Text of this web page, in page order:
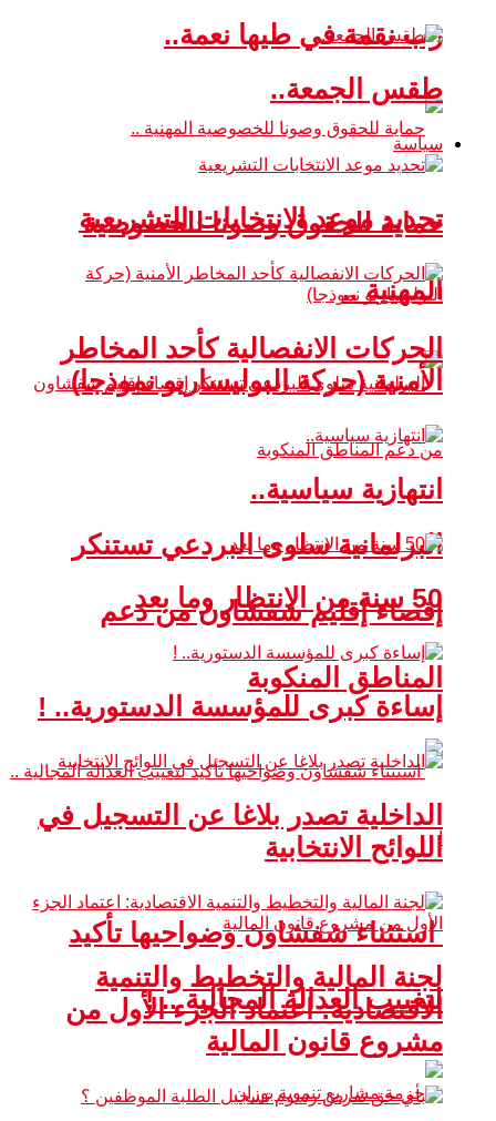
رب نقمة في طيها نعمة..
حماية للحقوق وصونا للخصوصية
المهنية ..
البرلمانية سلوى البردعي تستنكر
إقصاء إقليم شفشاون من دعم
المناطق المنكوبة
استثناء شفشاون وضواحيها تأكيد
لتغييب العدالة المجالية .. !
طقس الجمعة..
سياسة
تحديد موعد الانتخابات التشريعية
الحركات الانفصالية كأحد المخاطر
الأمنية (حركة البوليساريو نموذجا)
انتهازية سياسية..
50 سنة من الانتظار وما بعد
إساءة كبرى للمؤسسة الدستورية.. !
الداخلية تصدر بلاغا عن التسجيل في
اللوائح الانتخابية
لجنة المالية والتخطيط والتنمية
الاقتصادية: اعتماد الجزء الأول من
مشروع قانون المالية